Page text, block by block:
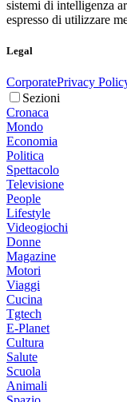
sistemi di intelligenza
espresso di utilizzare
Legal
CorporatePrivacy
Sezioni
Cronaca
Mondo
Economia
Politica
Spettacolo
Televisione
People
Lifestyle
Videogiochi
Donne
Magazine
Motori
Viaggi
Cucina
Tgtech
E-Planet
Cultura
Salute
Scuola
Animali